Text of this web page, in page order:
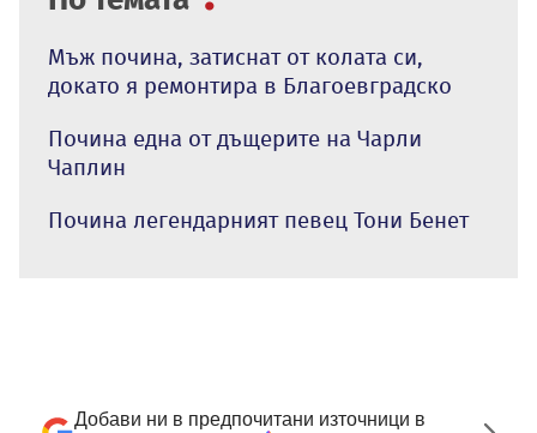
Мъж почина, затиснат от колата си,
докато я ремонтира в Благоевградско
Почина една от дъщерите на Чарли
Чаплин
Почина легендарният певец Тони Бенет
Добави ни в предпочитани източници в